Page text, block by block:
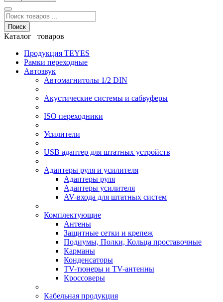
Поиск
Каталог товаров
Продукция TEYES
Рамки переходные
Автозвук
Автомагнитолы 1/2 DIN
Акустические системы и сабвуферы
ISO переходники
Усилители
USB адаптер для штатных устройств
Адаптеры руля и усилителя
Адаптеры руля
Адаптеры усилителя
AV-входа для штатных систем
Комплектующие
Антены
Защитные сетки и крепеж
Подиумы, Полки, Кольца проставочные
Карманы
Конденсаторы
TV-тюнеры и TV-антенны
Кроссоверы
Кабельная продукция